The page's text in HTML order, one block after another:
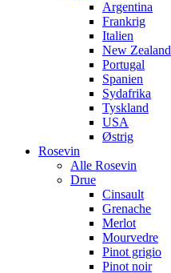
Argentina
Frankrig
Italien
New Zealand
Portugal
Spanien
Sydafrika
Tyskland
USA
Østrig
Rosevin
Alle Rosevin
Drue
Cinsault
Grenache
Merlot
Mourvedre
Pinot grigio
Pinot noir